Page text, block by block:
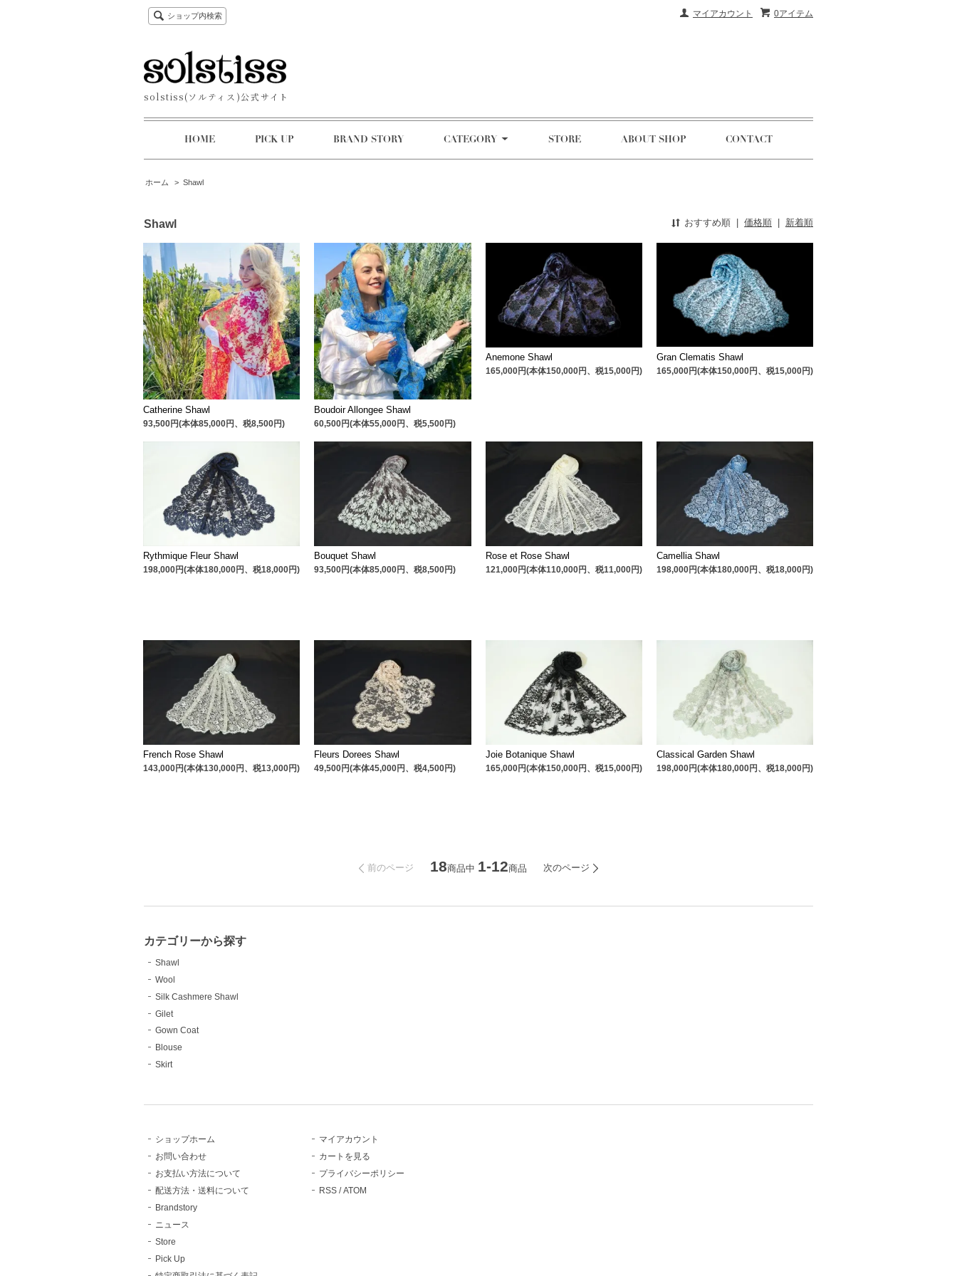
0アイテム
マイアカウント
ショップ内検索
solstiss(ソルティス)公式サイト
HOME PICK UP BRAND STORY CATEGORY STORE ABOUT SHOP CONTACT
ホーム > Shawl
Shawl おすすめ順 価格順 新着順
Catherine Shawl
93,500円(本体85,000円、税8,500円)
Boudoir Allongee Shawl
60,500円(本体55,000円、税5,500円)
Anemone Shawl
165,000円(本体150,000円、税15,000円)
Gran Clematis Shawl
165,000円(本体150,000円、税15,000円)
Rythmique Fleur Shawl
198,000円(本体180,000円、税18,000円)
Bouquet Shawl
93,500円(本体85,000円、税8,500円)
Rose et Rose Shawl
121,000円(本体110,000円、税11,000円)
Camellia Shawl
198,000円(本体180,000円、税18,000円)
French Rose Shawl
143,000円(本体130,000円、税13,000円)
Fleurs Dorees Shawl
49,500円(本体45,000円、税4,500円)
Joie Botanique Shawl
165,000円(本体150,000円、税15,000円)
Classical Garden Shawl
198,000円(本体180,000円、税18,000円)
前のページ 18商品中 1-12商品 次のページ
カテゴリーから探す
Shawl
Wool
Silk Cashmere Shawl
Gilet
Gown Coat
Blouse
Skirt
ショップホーム
お問い合わせ
お支払い方法について
配送方法・送料について
Brandstory
ニュース
Store
Pick Up
マイアカウント
カートを見る
プライバシーポリシー
RSS /ATOM